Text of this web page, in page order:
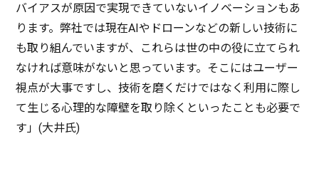
バイアスが原因で実現できていないイノベーションもあ
ります。弊社では現在AIや ドローンなどの新しい技術に
も取り組んでいますが、これらは世の中の役に立てられ
なければ意味がないと思っています。そこにはユーザー
視点が大事ですし、技術を磨くだけではなく利用に際し
て生じる心理的な障壁を取り除くといったことも必要で
す」(大井氏)